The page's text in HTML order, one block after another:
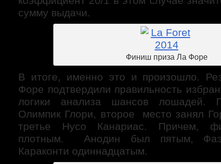
сумму выдачи.
Финиш приза Ла Форе
В итоге, именно это и произошло.
Форе подтвердили правильность
логики анализа шансов лошадей.
Олимпик Глори, второе место занял
третье Нусо Канариас. Причем,
плотным. Анодин был пятым,
Караконти одиннадцатым.